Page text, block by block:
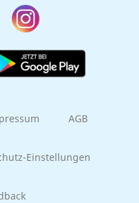
AGB
Einstellungen